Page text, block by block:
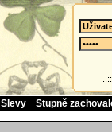
..::
Slevy Stupně